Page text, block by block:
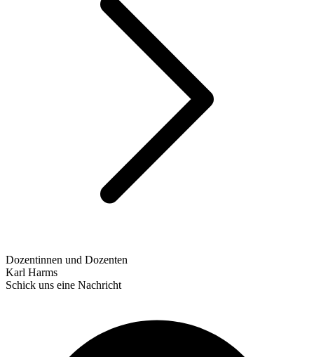
Dozentinnen und Dozenten
Karl Harms
Schick uns eine Nachricht